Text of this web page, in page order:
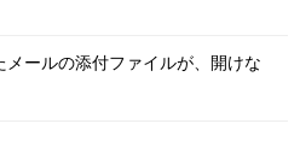
ールの添付ファイルが、開けな